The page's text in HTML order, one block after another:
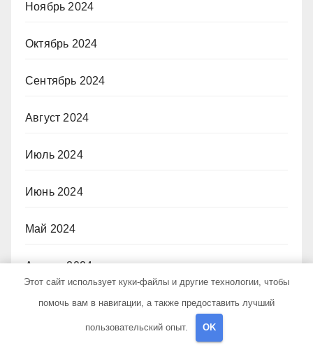
Ноябрь 2024
Октябрь 2024
Сентябрь 2024
Август 2024
Июль 2024
Июнь 2024
Май 2024
Апрель 2024
Март 2024
Этот сайт использует куки-файлы и другие технологии, чтобы
помочь вам в навигации, а также предоставить лучший
пользовательский опыт. OK